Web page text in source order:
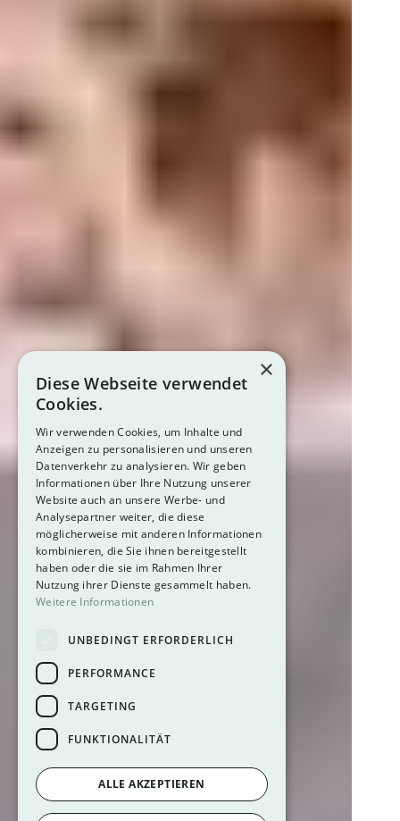
×
Diese Webseite verwendet
Cookies.
Wir verwenden Cookies, um Inhalte und
Anzeigen zu personalisieren und unseren
Datenverkehr zu analysieren. Wir geben
Informationen über Ihre Nutzung unserer
Website auch an unsere Werbe- und
Analysepartner weiter, die diese
möglicherweise mit anderen Informationen
kombinieren, die Sie ihnen bereitgestellt
haben oder die sie im Rahmen Ihrer
Nutzung ihrer Dienste gesammelt haben.
Weitere Informationen
UNBEDINGT ERFORDERLICH
PERFORMANCE
TARGETING
FUNKTIONALITÄT
ALLE AKZEPTIEREN